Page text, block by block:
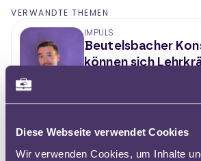
Diese Webseite verwendet Cookies
Wir verwenden Cookies, um Inhalte
VERWANDTE THEMEN
IMPULS
Beutelsbacher
können sich
10 Minuten
Medienrecht in der